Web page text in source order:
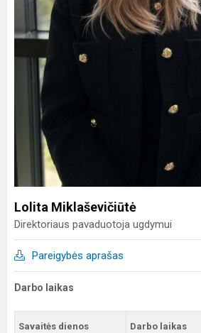
Lolita Miklaševičiūtė
Direktoriaus pavaduotoja ugdymui
Pareigybės aprašas
Darbo laikas
Savaitės dienos Darbo laikas